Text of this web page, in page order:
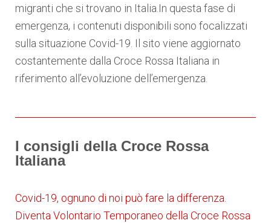
migranti che si trovano in Italia.In questa fase di
emergenza, i contenuti disponibili sono focalizzati
sulla situazione Covid-19. Il sito viene aggiornato
costantemente dalla Croce Rossa Italiana in
riferimento all’evoluzione dell’emergenza.
I consigli della Croce Rossa
Italiana
Covid-19, ognuno di noi può fare la differenza.
Diventa Volontario Temporaneo della Croce Rossa